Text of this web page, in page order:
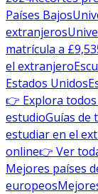
Países Bajos
extranjeros
matrícula a
el extranjero
Estados Unidos
👉 Explora
estudioGuías de
estudiar en el
online👉 Ver
Mejores países
europeos